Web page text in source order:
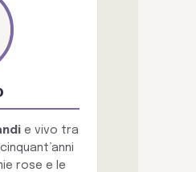
e vivo tra
rose e le